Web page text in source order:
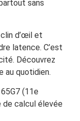
sans
d’œil et
latence. C’est
Découvrez
au quotidien.
(11e
de calcul élevée